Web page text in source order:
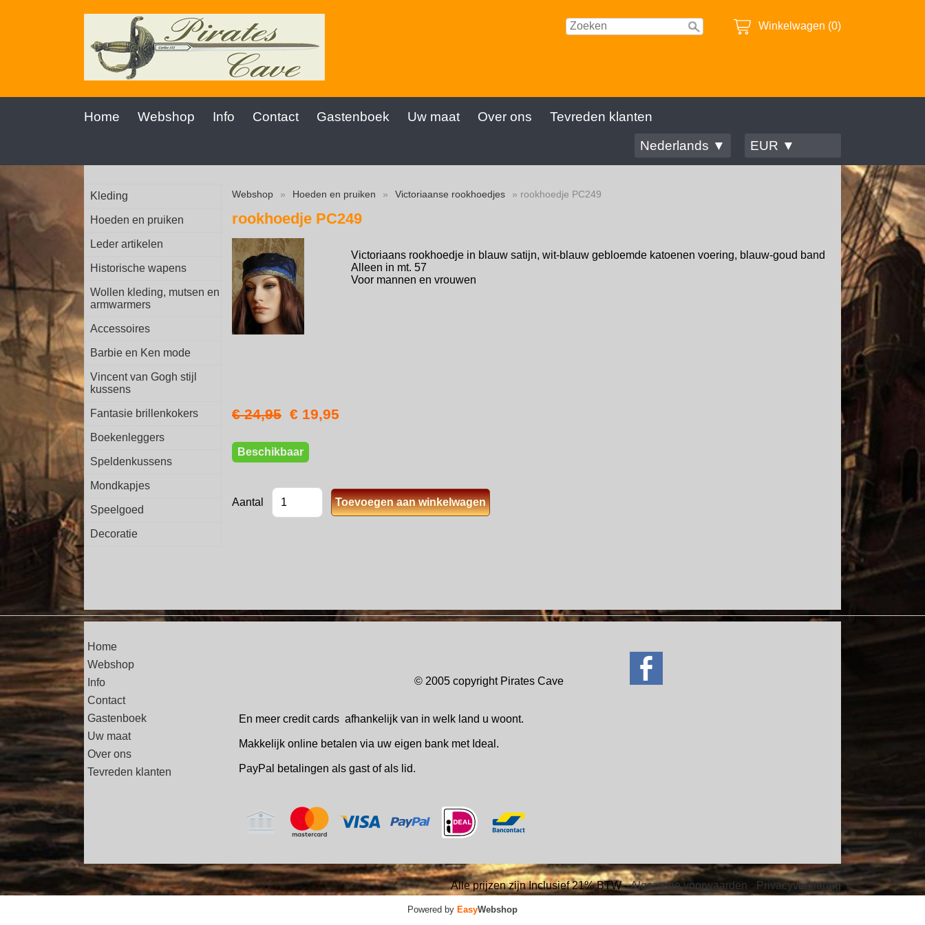
Winkelwagen (0)
Home Webshop Info Contact Gastenboek Uw maat Over ons
Tevreden klanten
Nederlands ▼
EUR ▼
Kleding
Hoeden en pruiken
Leder artikelen
Historische wapens
Wollen kleding, mutsen en
armwarmers
Accessoires
Barbie en Ken mode
Vincent van Gogh stijl
kussens
Fantasie brillenkokers
Boekenleggers
Speldenkussens
Mondkapjes
Speelgoed
Decoratie
Webshop » Hoeden en pruiken » Victoriaanse rookhoedjes » rookhoedje PC249
rookhoedje PC249
Victoriaans rookhoedje in blauw satijn, wit-blauw gebloemde katoenen voering, blauw-goud band
Alleen in mt. 57
Voor mannen en vrouwen
€ 24,95 € 19,95
Beschikbaar
Aantal
Home
Webshop
Info
Contact
Gastenboek
Uw maat
Over ons
Tevreden klanten
© 2005 copyright Pirates Cave
En meer credit cards afhankelijk van in welk land u woont.
Makkelijk online betalen via uw eigen bank met Ideal.
PayPal betalingen als gast of als lid.
Alle prijzen zijn Inclusief 21% BTW -Algemene voorwaarden - Privacyverklaring
Powered by EasyWebshop